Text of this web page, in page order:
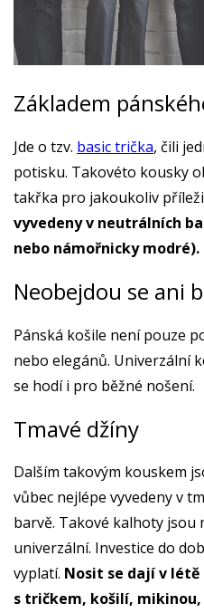
Základem
Jde o tzv. basic trička, čili
potisku. Takovéto kousky
takřka pro jakoukoliv
vyvedeny v neutrálních
nebo námořnicky modré).
Neobejdou se ani
Pánská košile není pouze
nebo elegánů. Univerzální
se hodí i pro běžné nošení.
Tmavé džíny
Dalším takovým kouskem
vůbec nejlépe vyvedeny v
barvě. Takové kalhoty jsou
univerzální. Investice do
vyplatí. Nosit se dají v
s tričkem, košilí, mikinou,